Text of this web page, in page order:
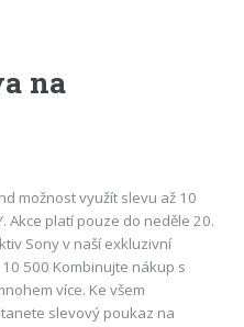
na
možnost využít slevu až 10
Akce platí pouze do neděle 20.
Sony v naší exkluzivní
500 Kombinujte nákup s
více. Ke všem
slevový poukaz na